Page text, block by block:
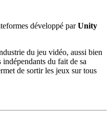
développé parUnity
du jeu vidéo, aussi bien
du fait de sa
de sortir les jeux sur tous